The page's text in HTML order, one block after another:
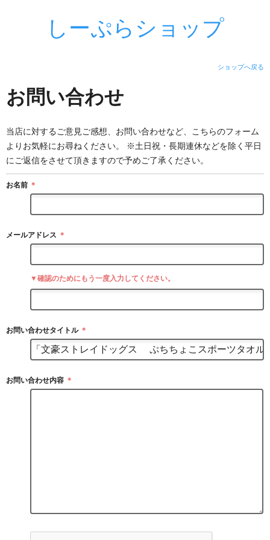
しーぷらショップ
ショップへ戻る
お問い合わせ
当店に対するご意見ご感想、お問い合わせなど、こちらのフォーム
よりお気軽にお尋ねください。 ※土日祝・長期連休などを除く平日
にご返信をさせて頂きますので予めご了承ください。
お名前 ＊
メールアドレス ＊
▼確認のためにもう一度入力してください。
お問い合わせタイトル ＊
お問い合わせ内容 ＊